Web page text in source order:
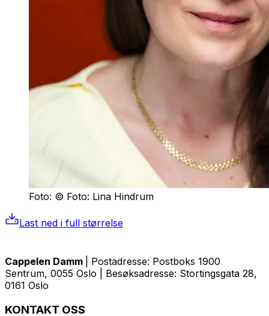
Foto: © Foto: Lina Hindrum
Last ned i full størrelse
Cappelen Damm
| Postadresse: Postboks 1900
Sentrum, 0055 Oslo | Besøksadresse: Stortingsgata 28,
0161 Oslo
KONTAKT OSS